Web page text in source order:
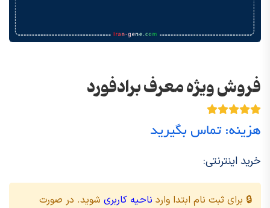
فروش ویژه معرف برادفورد
هزینه: تماس بگیرید
خرید اینترنتی:
🔒 برای ثبت نام ابتدا وارد ناحیه کاربری شوید. در صورت